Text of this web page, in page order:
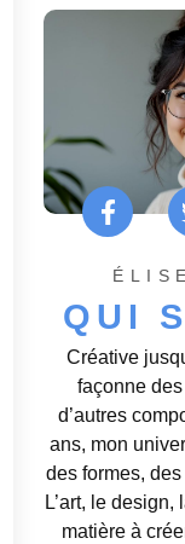
QUI
Créative
façonne
d’autres
ans, mon
des formes,
L’art, le
matière à